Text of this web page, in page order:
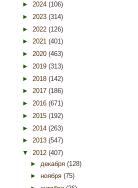
► 2024 (106)
► 2023 (314)
► 2022 (126)
► 2021 (401)
► 2020 (463)
► 2019 (313)
► 2018 (142)
► 2017 (186)
► 2016 (671)
► 2015 (192)
► 2014 (263)
► 2013 (547)
▼ 2012 (407)
► декабря (128)
► ноября (75)